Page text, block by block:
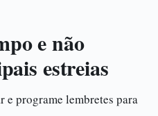
e não
estreias
e programe lembretes para